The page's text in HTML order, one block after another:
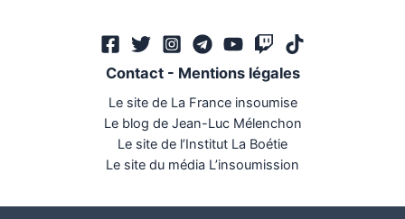
Contact- Mentions légales
Le site de La France insoumise
Le blog de Jean-Luc Mélenchon
Le site de l’Institut La Boétie
Le site du média L’insoumission